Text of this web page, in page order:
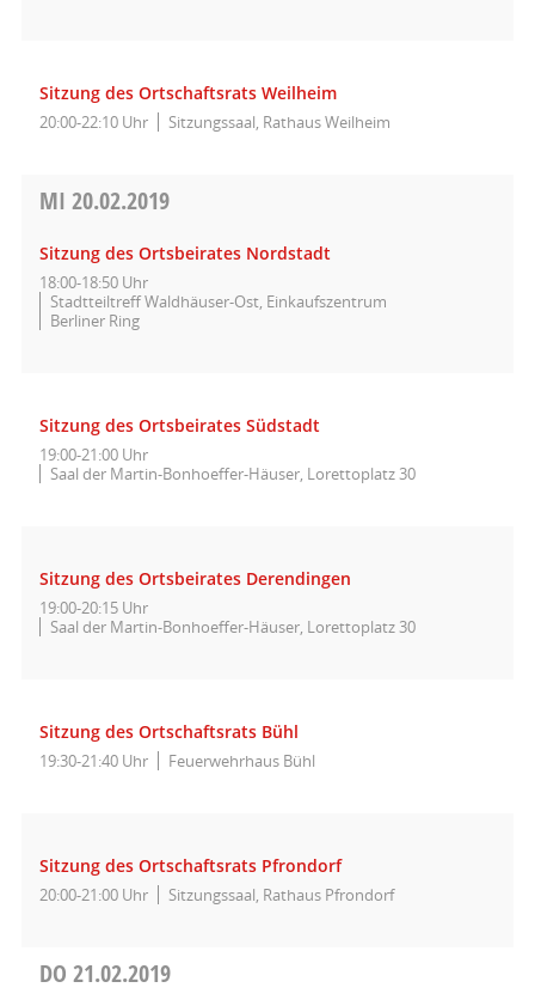
Sitzung des Ortschaftsrats Weilheim
20:00-22:10 Uhr Sitzungssaal, Rathaus Weilheim
MI 20.02.2019
Sitzung des Ortsbeirates Nordstadt
18:00-18:50 Uhr
Stadtteiltreff Waldhäuser-Ost, Einkaufszentrum
Berliner Ring
Sitzung des Ortsbeirates Südstadt
19:00-21:00 Uhr
Saal der Martin-Bonhoeffer-Häuser, Lorettoplatz 30
Sitzung des Ortsbeirates Derendingen
19:00-20:15 Uhr
Saal der Martin-Bonhoeffer-Häuser, Lorettoplatz 30
Sitzung des Ortschaftsrats Bühl
19:30-21:40 Uhr Feuerwehrhaus Bühl
Sitzung des Ortschaftsrats Pfrondorf
20:00-21:00 Uhr Sitzungssaal, Rathaus Pfrondorf
DO 21.02.2019